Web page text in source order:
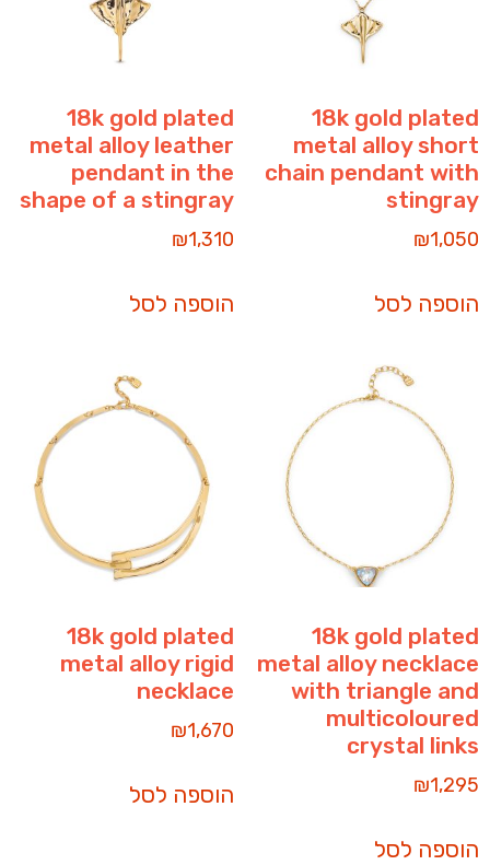
18k gold plated
metal alloy short
chain pendant with
stingray
₪1,050
הוספה לסל
18k gold plated
metal alloy leather
pendant in the
shape of a stingray
₪1,310
הוספה לסל
18k gold plated
metal alloy necklace
with triangle and
multicoloured
crystal links
₪1,295
הוספה לסל
18k gold plated
metal alloy rigid
necklace
₪1,670
הוספה לסל